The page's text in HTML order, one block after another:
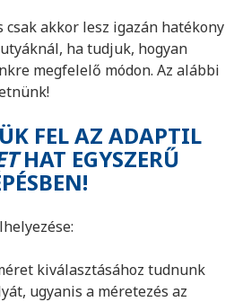
csak akkor lesz igazán hatékony
ha tudjuk, hogyan
megfelelő módon. Az alábbi
FEL AZ ADAPTIL
HAT EGYSZERŰ
kiválasztásához tudnunk
ugyanis a méretezés az